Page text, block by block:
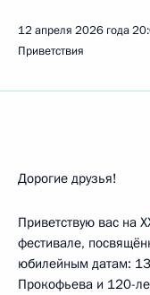
12 апреля 2026 года
Приветствия
Дорогие друзья!
Приветствую вас на
фестивале,
юбилейным датам:
Прокофьева и 120-